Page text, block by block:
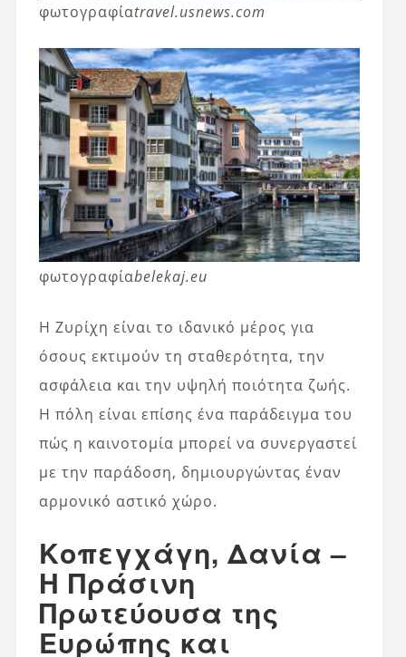
φωτογραφίαtravel.usnews.com
φωτογραφίαbelekaj.eu
Η Ζυρίχη είναι το ιδανικό μέρος για
όσους εκτιμούν τη σταθερότητα, την
ασφάλεια και την υψηλή ποιότητα ζωής.
Η πόλη είναι επίσης ένα παράδειγμα του
πώς η καινοτομία μπορεί να συνεργαστεί
με την παράδοση, δημιουργώντας έναν
αρμονικό αστικό χώρο.
Κοπεγχάγη, Δανία –
Η Πράσινη
Πρωτεύουσα της
Ευρώπης και